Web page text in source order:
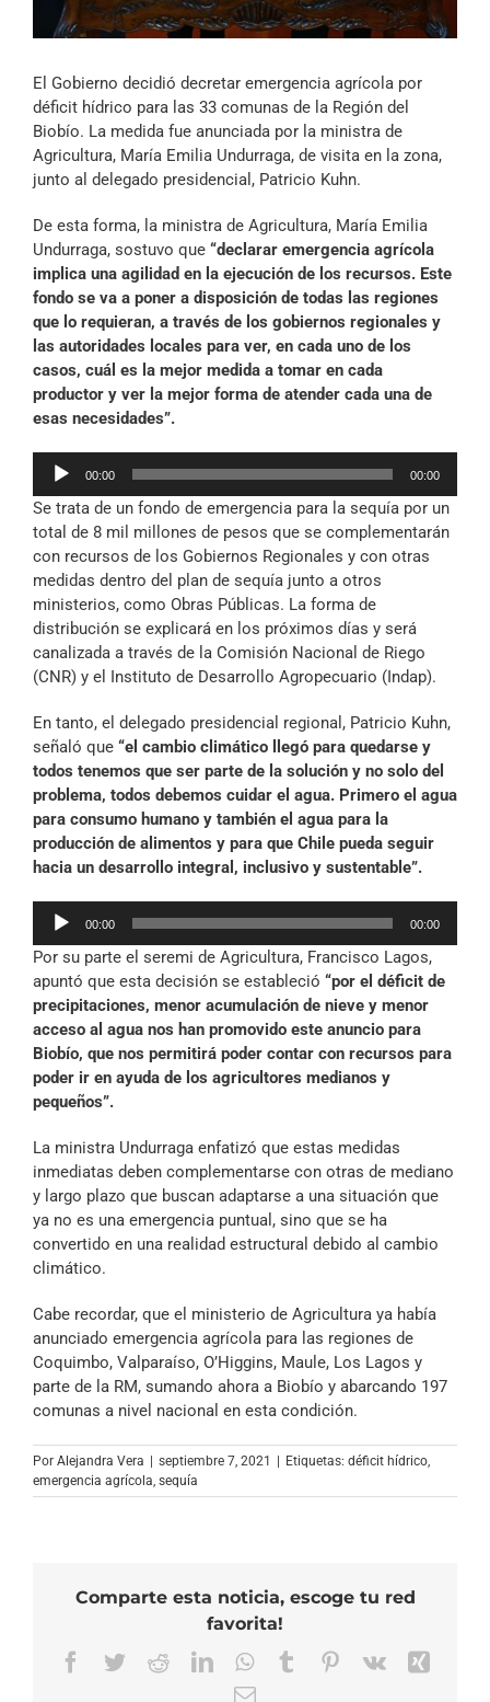
Archivo Sonoro
El Gobierno decidió decretar emergencia agrícola por
déficit hídrico para las 33 comunas de la Región del
Biobío. La medida fue anunciada por la ministra de
Agricultura, María Emilia Undurraga, de visita en la zona,
junto al delegado presidencial, Patricio Kuhn.
De esta forma, la ministra de Agricultura, María Emilia
Undurraga, sostuvo que “declarar emergencia agrícola
implica una agilidad en la ejecución de los recursos. Este
fondo se va a poner a disposición de todas las regiones
que lo requieran, a través de los gobiernos regionales y
las autoridades locales para ver, en cada uno de los
casos, cuál es la mejor medida a tomar en cada
productor y ver la mejor forma de atender cada una de
esas necesidades”.
Reproductor
audio
00:00 00:00
Se trata de un fondo de emergencia para la sequía por un
total de 8 mil millones de pesos que se complementarán
con recursos de los Gobiernos Regionales y con otras
medidas dentro del plan de sequía junto a otros
ministerios, como Obras Públicas. La forma de
distribución se explicará en los próximos días y será
canalizada a través de la Comisión Nacional de Riego
(CNR) y el Instituto de Desarrollo Agropecuario (Indap).
En tanto, el delegado presidencial regional, Patricio Kuhn,
señaló que “el cambio climático llegó para quedarse y
todos tenemos que ser parte de la solución y no solo del
problema, todos debemos cuidar el agua. Primero el agua
para consumo humano y también el agua para la
producción de alimentos y para que Chile pueda seguir
hacia un desarrollo integral, inclusivo y sustentable”.
Reproductor
audio
00:00 00:00
Por su parte el seremi de Agricultura, Francisco Lagos,
apuntó que esta decisión se estableció “por el déficit de
precipitaciones, menor acumulación de nieve y menor
acceso al agua nos han promovido este anuncio para
Biobío, que nos permitirá poder contar con recursos para
poder ir en ayuda de los agricultores medianos y
pequeños”.
La ministra Undurraga enfatizó que estas medidas
inmediatas deben complementarse con otras de mediano
y largo plazo que buscan adaptarse a una situación que
ya no es una emergencia puntual, sino que se ha
convertido en una realidad estructural debido al cambio
climático.
Cabe recordar, que el ministerio de Agricultura ya había
anunciado emergencia agrícola para las regiones de
Coquimbo, Valparaíso, O’Higgins, Maule, Los Lagos y
parte de la RM, sumando ahora a Biobío y abarcando 197
comunas a nivel nacional en esta condición.
Por Alejandra Vera septiembre 7, 2021 Etiquetas: déficit hídrico,
emergencia agrícola, sequía
Comparte esta noticia, escoge tu red
favorita!
Facebook
TwitterRedditLinkedInWhatsApp
TumblrPinterest
Vk
Correo